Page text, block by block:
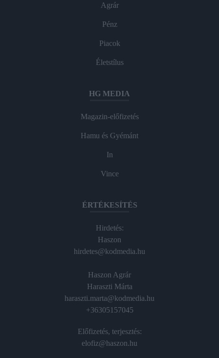
Agrár
Pénz
Piacok
Életstílus
HG MEDIA
Magazin-előfizetés
Hamu és Gyémánt
In
Vince
ÉRTÉKESÍTÉS
Hirdetés:
Haszon
hirdetes@kodmedia.hu
Haszon Agrár
Haraszti Márta
haraszti.marta@kodmedia.hu
+36305157045
Előfizetés, terjesztés:
elofiz@haszon.hu